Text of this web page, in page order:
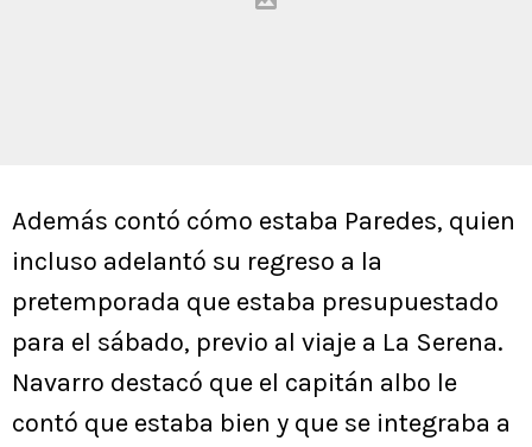
Además contó cómo estaba Paredes, quien
incluso adelantó su regreso a la
pretemporada que estaba presupuestado
para el sábado, previo al viaje a La Serena.
Navarro destacó que el capitán albo le
contó que estaba bien y que se integraba a